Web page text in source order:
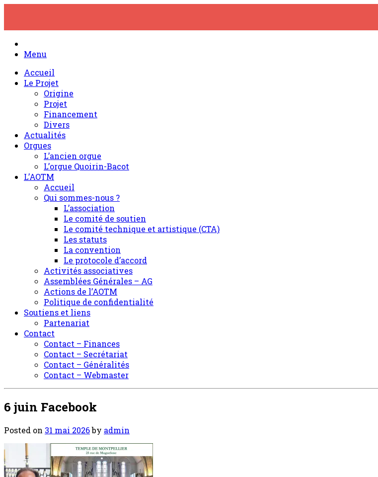
content
Menu
Accueil
Le Projet
Origine
Projet
Financement
Divers
Actualités
Orgues
L’ancien orgue
L’orgue Quoirin-Bacot
L’AOTM
Accueil
Qui sommes-nous ?
L’association
Le comité de soutien
Le comité technique et artistique (CTA)
Les statuts
La convention
Le protocole d’accord
Activités associatives
Assemblées Générales – AG
Actions de l’AOTM
Politique de confidentialité
Soutiens et liens
Partenariat
Contact
Contact – Finances
Contact – Secrétariat
Contact – Généralités
Contact – Webmaster
6 juin Facebook
Posted on 31 mai 2026by admin